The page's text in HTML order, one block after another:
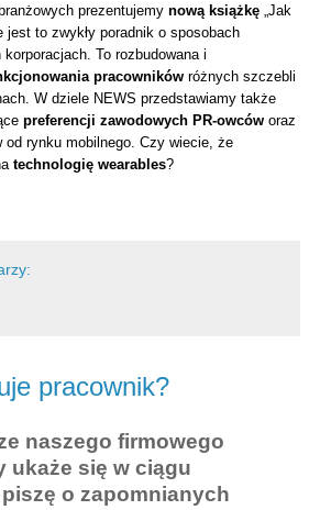
prezentujemy nową książkę „Jak
jest to zwykły poradnik o sposobach
To rozbudowana i
pracowników różnych szczebli
W dziele NEWS przedstawiamy także
preferencji zawodowych PR-owców oraz
od rynku mobilnego. Czy wiecie, że
technologię wearables?
pracownik?
naszego firmowego
ukaże się w ciągu
o zapomnianych